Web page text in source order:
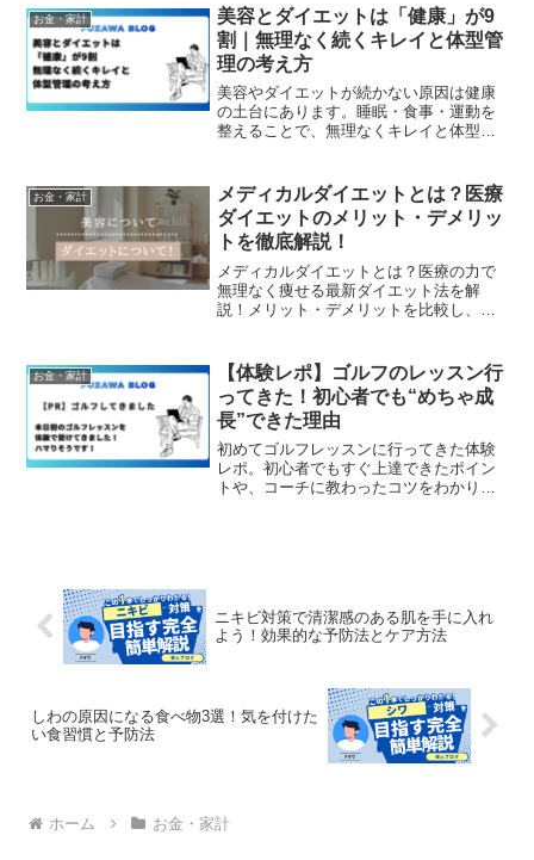
お金・家計
美容とダイエットは「健康」が9
割｜無理なく続くキレイと体型管
理の考え方
美容やダイエットが続かない原因は健康
の土台にあります。睡眠・食事・運動を
整えることで、無理なくキレイと体型を
お金・家計
メディカルダイエットとは？医療
ダイエットのメリット・デメリッ
トを徹底解説！
メディカルダイエットとは？医療の力で
無理なく痩せる最新ダイエット法を解
説！メリット・デメリットを比較し、リ
した方必見！
お金・家計
【体験レポ】ゴルフのレッスン行
ってきた！初心者でも“めちゃ成
長”できた理由
初めてゴルフレッスンに行ってきた体験
レポ。初心者でもすぐ上達できたポイン
トや、コーチに教わったコツをわかりや
ニキビ対策で清潔感のある肌を手に入れ
よう！効果的な予防法とケア方法
しわの原因になる食べ物3選！気を付けた
い食習慣と予防法
ホーム お金・家計